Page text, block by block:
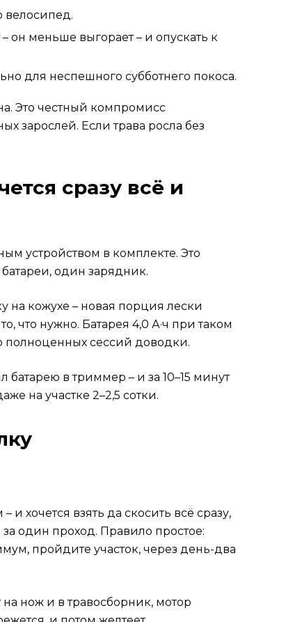
велосипед.
он меньше выгорает – и опускать к
для неспешного субботнего покоса.
Это честный компромисс
зарослей. Если трава росла без
сразу всё и
устройством в комплекте. Это
один зарядник.
на кожухе – новая порция лески
что нужно. Батарея 4,0 А·ч при таком
полноценных сессий доводки.
в триммер – и за 10–15 минут
на участке 2–2,5 сотки.
и хочется взять да скосить всё сразу,
один проход. Правило простое:
пройдите участок, через день-два
нож и в травосборник, мотор